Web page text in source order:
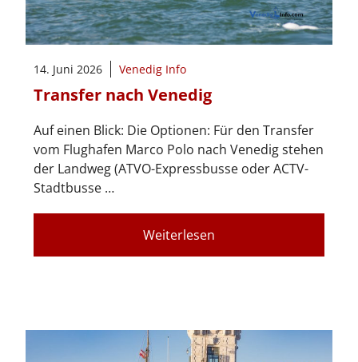
14. Juni 2026 Venedig Info
Transfer nach Venedig
Auf einen Blick: Die Optionen: Für den Transfer
vom Flughafen Marco Polo nach Venedig stehen
der Landweg (ATVO-Expressbusse oder ACTV-
Stadtbusse …
Weiterlesen